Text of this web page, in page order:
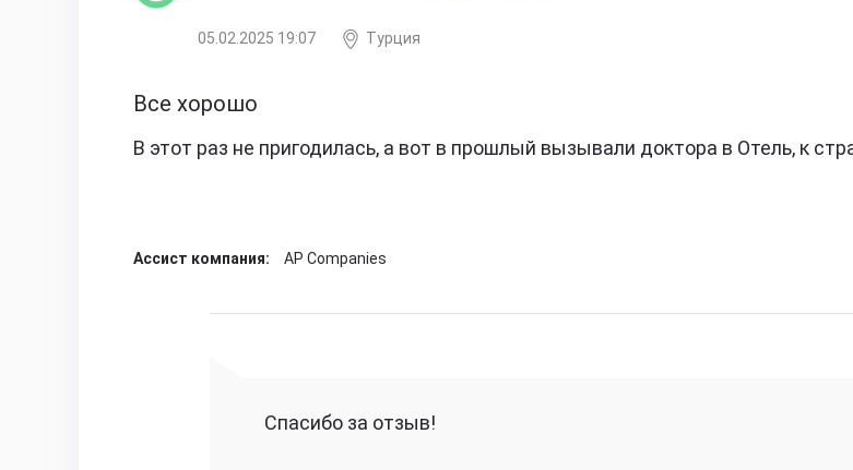
05.02.2025 19:07 Турция
Все хорошо
В этот раз не пригодилась, а вот в прошлый вызывали доктора в Отель, к
Ассист компания: AP Companies
Спасибо за отзыв!